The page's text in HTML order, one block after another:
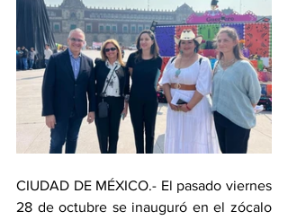
CIUDAD DE MÉXICO.- El pasado viernes
28 de octubre se inauguró en el zócalo